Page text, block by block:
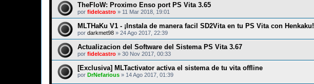
TheFloW: Proximo Enso port PS Vita 3.65
por fidelcastro » 11 Mar 2018, 19:01
MLTHaKu V1 - ¡Instala de manera facil SD2Vita en tu PS Vita con Henkaku!
por darkmet98 » 24 Ago 2017, 22:39
Actualizacion del Software del Sistema PS Vita 3.67
por fidelcastro » 30 Nov 2017, 00:33
[Exclusiva] MLTactivator activa el sistema de tu vita offline
por DrNefarious » 14 Ago 2017, 01:39